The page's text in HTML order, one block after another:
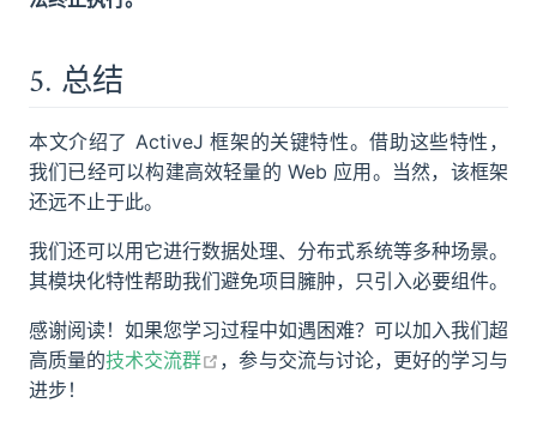
5. 总结
本文介绍了 ActiveJ 框架的关键特性。借助这些特性，
我们已经可以构建高效轻量的 Web 应用。当然，该框架
还远不止于此。
我们还可以用它进行数据处理、分布式系统等多种场景。
其模块化特性帮助我们避免项目臃肿，只引入必要组件。
感谢阅读！如果您学习过程中如遇困难？可以加入我们超
高质量的技术交流群 open in new window
，参与交流与讨论，更好的学习与
进步！